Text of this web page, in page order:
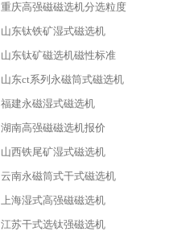
重庆高强磁磁选机分选粒度
山东钛铁矿湿式磁选机
山东钛矿磁选机磁性标准
山东ct系列永磁筒式磁选机
福建永磁湿式磁选机
湖南高强磁磁选机报价
山西铁尾矿湿式磁选机
云南永磁筒式干式磁选机
上海湿式高强磁磁选机
江苏干式选钛强磁选机